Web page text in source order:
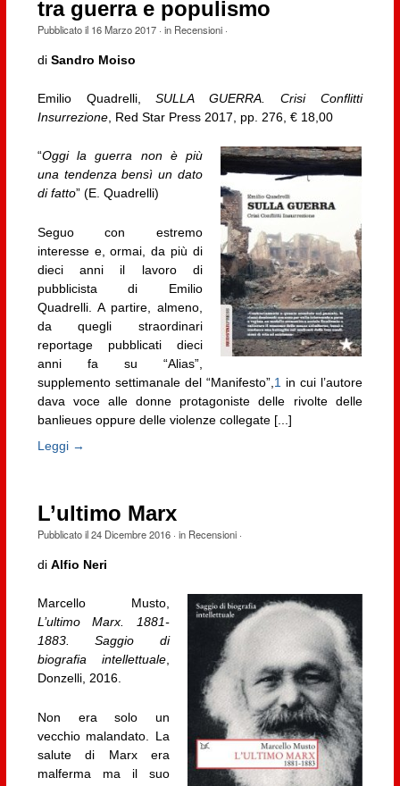
tra guerra e populismo
Pubblicato il 16 Marzo 2017· in Recensioni·
di Sandro Moiso
Emilio Quadrelli,SULLA GUERRA. Crisi Conflitti
Insurrezione, Red Star Press 2017, pp. 276, € 18,00
“Oggi la guerra non è più
una tendenza bensì un dato
di fatto” (E. Quadrelli)
Seguo con estremo
interesse e, ormai, da più di
dieci anni il lavoro di
pubblicista di Emilio
Quadrelli. A partire, almeno,
da quegli straordinari
reportage pubblicati dieci
anni fa su “Alias”,
supplemento settimanale del “Manifesto”, 1 in cui l’autore
dava voce alle donne protagoniste delle rivolte delle
banlieues oppure delle violenze collegate [...]
Leggi →
L’ultimo Marx
Pubblicato il24 Dicembre 2016· in Recensioni·
di Alfio Neri
Marcello Musto,
L’ultimo Marx. 1881-
1883. Saggio di
biografia intellettuale
Donzelli, 2016.
Non era solo un
vecchio malandato. La
salute di Marx era
malferma ma il suo